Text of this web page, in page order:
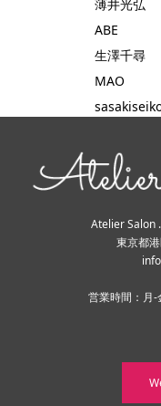
薄井光弘
ABE
生澤千尋
MAO
Atelier Salon
東京都
営業時間：月